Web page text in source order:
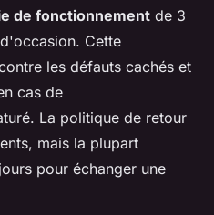
de fonctionnement de 3
Cette
les défauts cachés et
cas de
La politique de retour
mais la plupart
pour échanger une